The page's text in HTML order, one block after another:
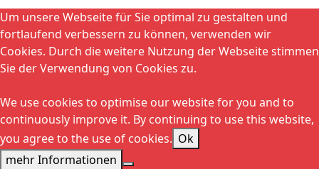
Um unsere Webseite für Sie optimal zu gestalten und
fortlaufend verbessern zu können, verwenden wir
Cookies. Durch die weitere Nutzung der Webseite stimmen
Sie der Verwendung von Cookies zu.
We use cookies to optimise our website for you and to
continuously improve it. By continuing to use this website,
you agree to the use of cookies. Ok
mehr Informationen